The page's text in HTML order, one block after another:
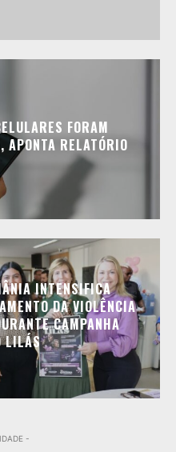
FORAM
RELATÓRIO
INTENSIFICA
DA VIOLÊNCIA
CAMPANHA
LILÁS
-